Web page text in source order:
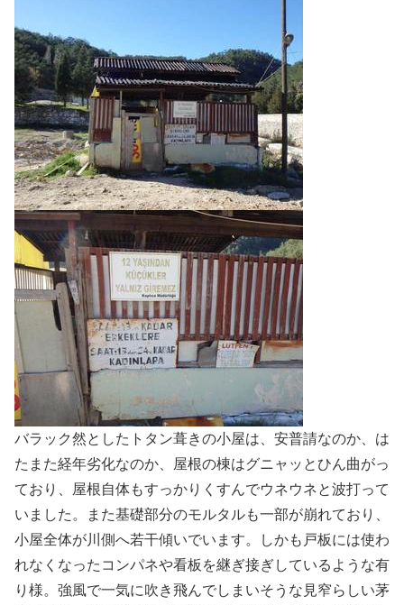
バラック然としたトタン葺きの小屋は、安普請なのか、は
たまた経年劣化なのか、屋根の棟はグニャッとひん曲がっ
ており、屋根自体もすっかりくすんでウネウネと波打って
いました。また基礎部分のモルタルも一部が崩れており、
小屋全体が川側へ若干傾いでいます。しかも戸板には使わ
れなくなったコンパネや看板を継ぎ接ぎしているような有
り様。強風で一気に吹き飛んでしまいそうな見窄らしい茅